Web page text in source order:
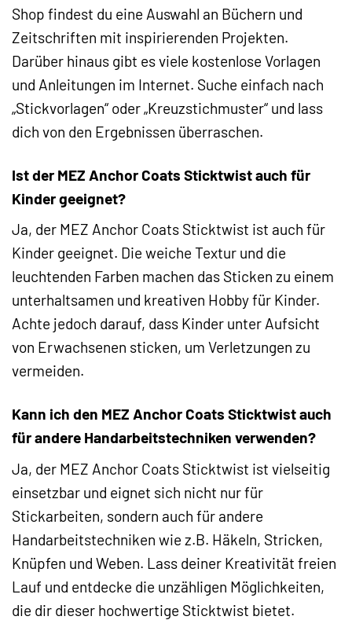
Shop findest du eine Auswahl an Büchern und
Zeitschriften mit inspirierenden Projekten.
Darüber hinaus gibt es viele kostenlose Vorlagen
und Anleitungen im Internet. Suche einfach nach
„Stickvorlagen“ oder „Kreuzstichmuster“ und lass
dich von den Ergebnissen überraschen.
Ist der MEZ Anchor Coats Sticktwist auch für
Kinder geeignet?
Ja, der MEZ Anchor Coats Sticktwist ist auch für
Kinder geeignet. Die weiche Textur und die
leuchtenden Farben machen das Sticken zu einem
unterhaltsamen und kreativen Hobby für Kinder.
Achte jedoch darauf, dass Kinder unter Aufsicht
von Erwachsenen sticken, um Verletzungen zu
vermeiden.
Kann ich den MEZ Anchor Coats Sticktwist auch
für andere Handarbeitstechniken verwenden?
Ja, der MEZ Anchor Coats Sticktwist ist vielseitig
einsetzbar und eignet sich nicht nur für
Stickarbeiten, sondern auch für andere
Handarbeitstechniken wie z.B. Häkeln, Stricken,
Knüpfen und Weben. Lass deiner Kreativität freien
Lauf und entdecke die unzähligen Möglichkeiten,
die dir dieser hochwertige Sticktwist bietet.